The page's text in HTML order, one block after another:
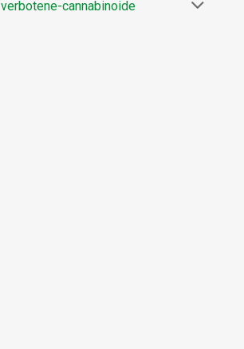
verbotene-cannabinoide